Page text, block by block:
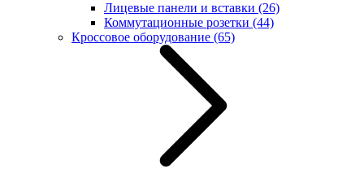
Лицевые панели и вставки (26)
Коммутационные розетки (44)
Кроссовое оборудование (65)